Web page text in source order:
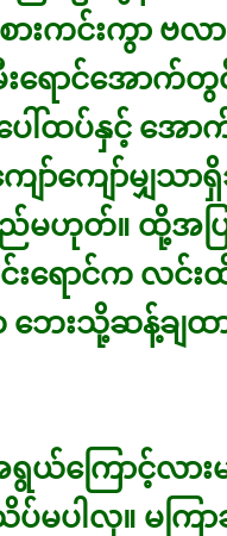
းကင်းကွာ ဗလာ
ောင်အောက်တွင်
ါ်ထပ်နှင့် အော
ာ်ကျော်မျှသာရှိ
ဟုတ်။ ထို့အပြင်
းရောင်က လင်
ေးသို့ဆန့်ချထာ
ကြောင့်လားမ
ပ်မပါလှ။ မကြ